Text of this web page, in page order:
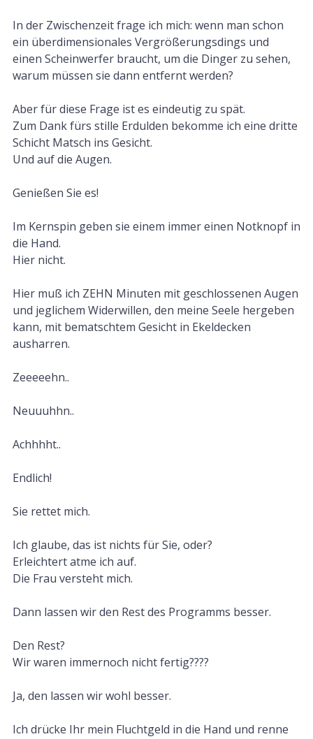
In der Zwischenzeit frage ich mich: wenn man schon
ein überdimensionales Vergrößerungsdings und
einen Scheinwerfer braucht, um die Dinger zu sehen,
warum müssen sie dann entfernt werden?
Aber für diese Frage ist es eindeutig zu spät.
Zum Dank fürs stille Erdulden bekomme ich eine dritte
Schicht Matsch ins Gesicht.
Und auf die Augen.
Genießen Sie es!
Im Kernspin geben sie einem immer einen Notknopf in
die Hand.
Hier nicht.
Hier muß ich ZEHN Minuten mit geschlossenen Augen
und jeglichem Widerwillen, den meine Seele hergeben
kann, mit bematschtem Gesicht in Ekeldecken
ausharren.
Zeeeeehn..
Neuuuhhn..
Achhhht..
Endlich!
Sie rettet mich.
Ich glaube, das ist nichts für Sie, oder?
Erleichtert atme ich auf.
Die Frau versteht mich.
Dann lassen wir den Rest des Programms besser.
Den Rest?
Wir waren immernoch nicht fertig????
Ja, den lassen wir wohl besser.
Ich drücke Ihr mein Fluchtgeld in die Hand und renne